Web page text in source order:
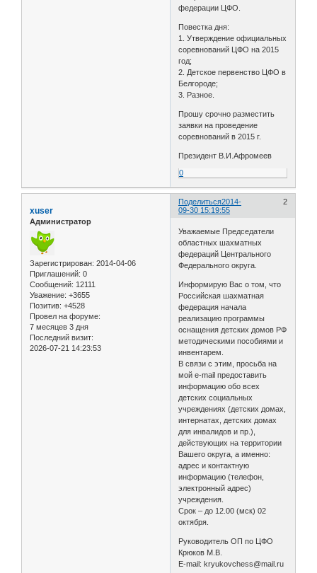
федерации ЦФО.
Повестка дня:
1. Утверждение официальных
соревнований ЦФО на 2015
год;
2. Детское первенство ЦФО в
Белгороде;
3. Разное.
Прошу срочно разместить
заявки на проведение
соревнований в 2015 г.
Президент В.И.Афромеев
0
Поделиться 2
2014-
09-30 15:19:55
xuser
Администратор
Зарегистрирован: 2014-04-06
Приглашений: 0
Сообщений: 12111
Уважение: +3655
Позитив: +4528
Провел на форуме:
7 месяцев 3 дня
Последний визит:
2026-07-21 14:23:53
Уважаемые Председатели
областных шахматных
федераций Центрального
Федерального округа.
Информирую Вас о том, что
Российская шахматная
федерация начала
реализацию программы
оснащения детских домов РФ
методическими пособиями и
инвентарем.
В связи с этим, просьба на
мой e-mail предоставить
информацию обо всех
детских социальных
учреждениях (детских домах,
интернатах, детских домах
для инвалидов и пр.),
действующих на территории
Вашего округа, а именно:
адрес и контактную
информацию (телефон,
электронный адрес)
учреждения.
Срок – до 12.00 (мск) 02
октября.
Руководитель ОП по ЦФО
Крюков М.В.
E-mail: kryukovchess@mail.ru